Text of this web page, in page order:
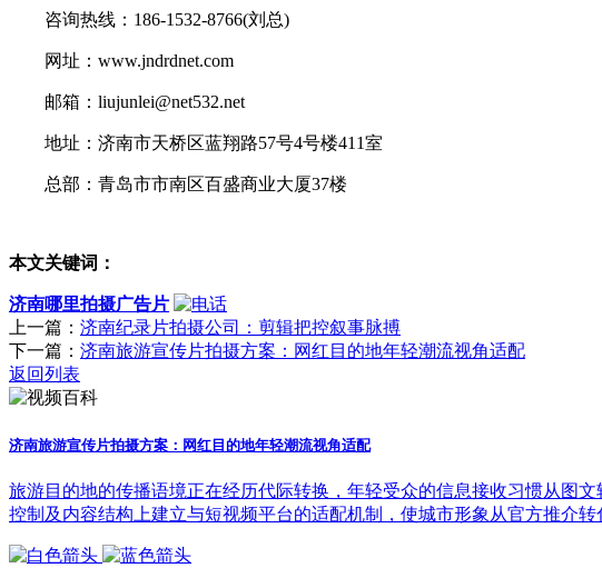
咨询热线：186-1532-8766(刘总)
网址：www.jndrdnet.com
邮箱：liujunlei@net532.net
地址：济南市天桥区蓝翔路57号4号楼411室
总部：青岛市市南区百盛商业大厦37楼
本文关键词：
济南哪里拍摄广告片
上一篇： 济南纪录片拍摄公司：剪辑把控叙事脉搏
下一篇： 济南旅游宣传片拍摄方案：网红目的地年轻潮流视角适配
返回列表
济南旅游宣传片拍摄方案：网红目的地年轻潮流视角适配
旅游目的地的传播语境正在经历代际转换，年轻受众的信息接收习惯从图
控制及内容结构上建立与短视频平台的适配机制，使城市形象从官方推介转